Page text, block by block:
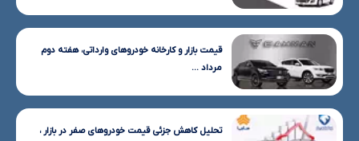
قیمت بازار و کارخانه خودروهای وارداتی، هفته دوم
مرداد ...
تحلیل کاهش جزئی قیمت خودروهای صفر در بازار ،